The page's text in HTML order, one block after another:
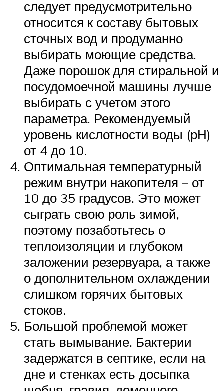
следует предусмотрительно
относится к составу бытовых
сточных вод и продуманно
выбирать моющие средства.
Даже порошок для стиральной и
посудомоечной машины лучше
выбирать с учетом этого
параметра. Рекомендуемый
уровень кислотности воды (рН)
от 4 до 10.
Оптимальная температурный
режим внутри накопителя – от
10 до 35 градусов. Это может
сыграть свою роль зимой,
поэтому позаботьтесь о
теплоизоляции и глубоком
заложении резервуара, а также
о дополнительном охлаждении
слишком горячих бытовых
стоков.
Большой проблемой может
стать вымывание. Бактерии
задержатся в септике, если на
дне и стенках есть досыпка